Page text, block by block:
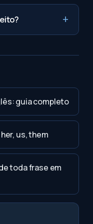
guia completo
us, them
toda frase em